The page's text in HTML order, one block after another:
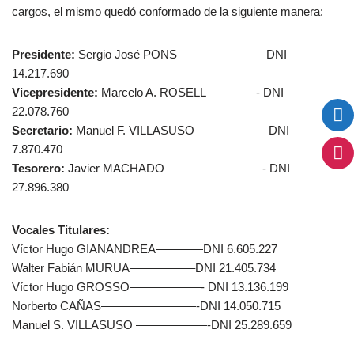
cargos, el mismo quedó conformado de la siguiente manera:
Presidente: Sergio José PONS ——————— DNI
14.217.690
Vicepresidente: Marcelo A. ROSELL ————- DNI
22.078.760
Secretario: Manuel F. VILLASUSO ——————DNI
7.870.470
Tesorero: Javier MACHADO ————————- DNI
27.896.380
Vocales Titulares:
Víctor Hugo GIANANDREA————DNI 6.605.227
Walter Fabián MURUA—————–DNI 21.405.734
Víctor Hugo GROSSO——————- DNI 13.136.199
Norberto CAÑAS————————-DNI 14.050.715
Manuel S. VILLASUSO ——————-DNI 25.289.659